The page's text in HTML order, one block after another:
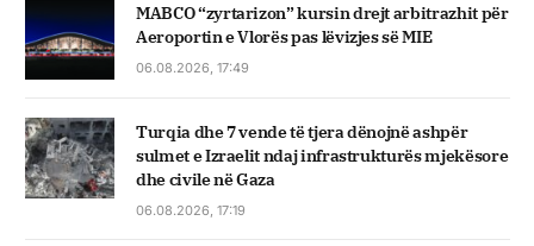
MABCO “zyrtarizon” kursin drejt arbitrazhit për
Aeroportin e Vlorës pas lëvizjes së MIE
06.08.2026, 17:49
Turqia dhe 7 vende të tjera dënojnë ashpër
sulmet e Izraelit ndaj infrastrukturës mjekësore
dhe civile në Gaza
06.08.2026, 17:19